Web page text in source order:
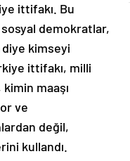
ittifakı. Bu
sosyal demokratlar,
kimseyi
ittifakı, milli
maaşı
ve
değil,
kullandı.